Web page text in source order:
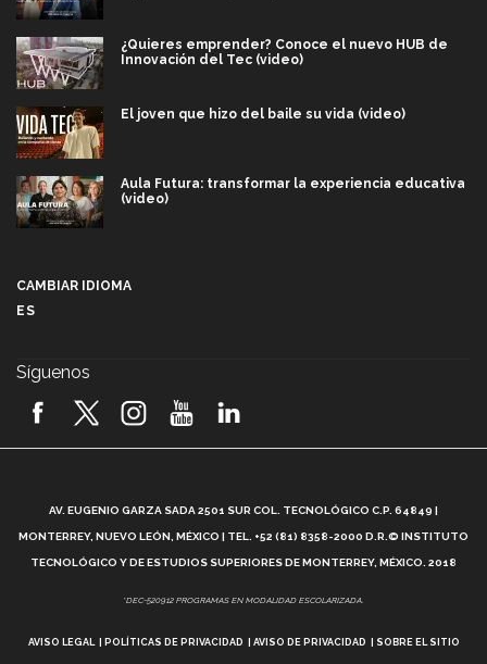
¿Quieres emprender? Conoce el nuevo HUB de
Innovación del Tec (video)
El joven que hizo del baile su vida (video)
Aula Futura: transformar la experiencia educativa
(video)
2026! (video)
¿Cómo es el Modelo Educativo Tec? (video)
Vida Tec: Feminismo e Inteligencia Artificial, Paola
CAMBIAR IDIOMA
ES
Síguenos
AV. EUGENIO GARZA SADA 2501 SUR COL. TECNOLÓGICO C.P. 64849 |
MONTERREY, NUEVO LEÓN, MÉXICO | TEL. +52 (81) 8358-2000 D.R.© INSTITUTO
TECNOLÓGICO Y DE ESTUDIOS SUPERIORES DE MONTERREY, MÉXICO. 2018
*DEC-520912 PROGRAMAS EN MODALIDAD ESCOLARIZADA.
AVISO LEGAL POLÍTICAS DE PRIVACIDAD AVISO DE PRIVACIDAD SOBRE EL SITIO